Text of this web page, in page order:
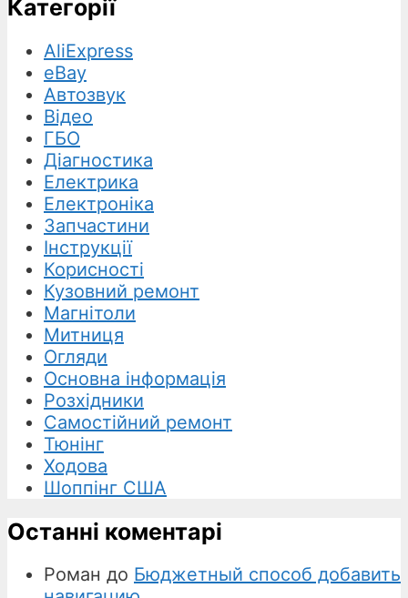
Категорії
AliExpress
eBay
Автозвук
Відео
ГБО
Діагностика
Електрика
Електроніка
Запчастини
Інструкції
Корисності
Кузовний ремонт
Магнітоли
Митниця
Огляди
Основна інформація
Розхідники
Самостійний ремонт
Тюнінг
Ходова
Шоппінг США
Останні коментарі
Роман до Бюджетный способ добавить